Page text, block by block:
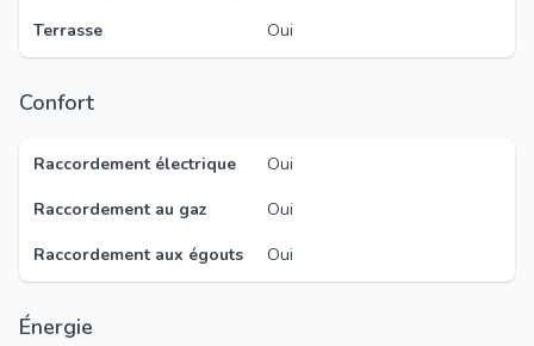
Terrasse
Oui
Confort
Raccordement électrique
Oui
Raccordement au gaz
Oui
Raccordement aux égouts
Oui
Énergie